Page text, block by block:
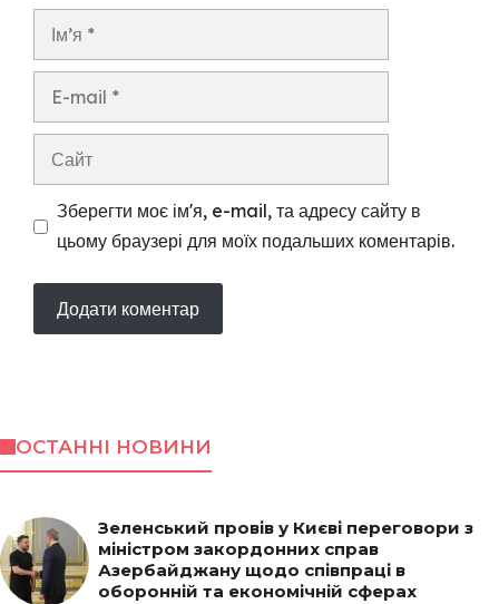
Ім’я
Сайт
Зберегти моє ім'я, e-mail, та адресу сайту в
цьому браузері для моїх подальших коментарів.
ОСТАННІ НОВИНИ
Зеленський провів у Києві переговори з
міністром закордонних справ
Азербайджану щодо співпраці в
оборонній та економічній сферах